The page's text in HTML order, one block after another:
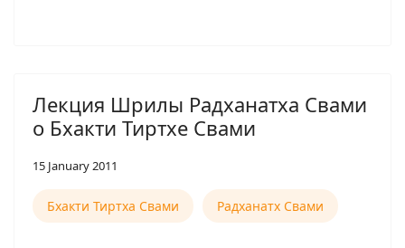
Лекция Шрилы Радханатха Свами
о Бхакти Тиртхе Свами
15 January 2011
Бхакти Тиртха Свами Радханатх Свами